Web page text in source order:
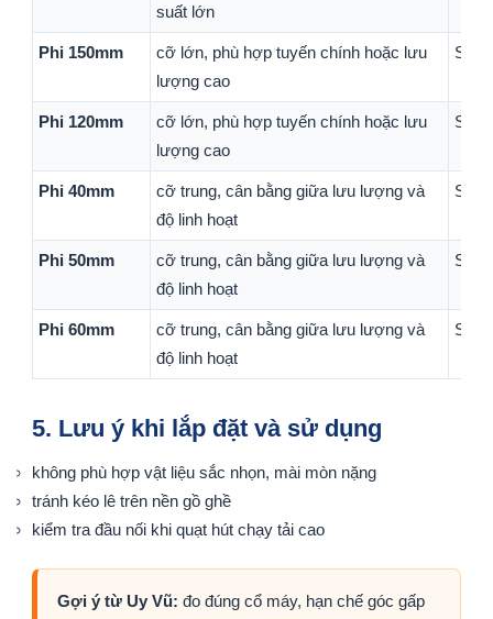
suất lớn
Phi 150mm
cỡ lớn, phù hợp tuyến chính hoặc lưu
lượng cao
Sản
Phi 120mm
cỡ lớn, phù hợp tuyến chính hoặc lưu
lượng cao
Sản
Phi 40mm
cỡ trung, cân bằng giữa lưu lượng và
độ linh hoạt
Sản
Phi 50mm
cỡ trung, cân bằng giữa lưu lượng và
độ linh hoạt
Sản
Phi 60mm
cỡ trung, cân bằng giữa lưu lượng và
độ linh hoạt
Sản
5. Lưu ý khi lắp đặt và sử dụng
không phù hợp vật liệu sắc nhọn, mài mòn nặng
tránh kéo lê trên nền gồ ghề
kiểm tra đầu nối khi quạt hút chạy tải cao
Gợi ý từ Uy Vũ: đo đúng cổ máy, hạn chế góc gấp